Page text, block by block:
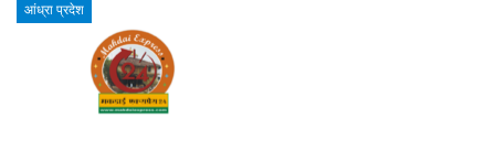
आंध्रा प्रदेश